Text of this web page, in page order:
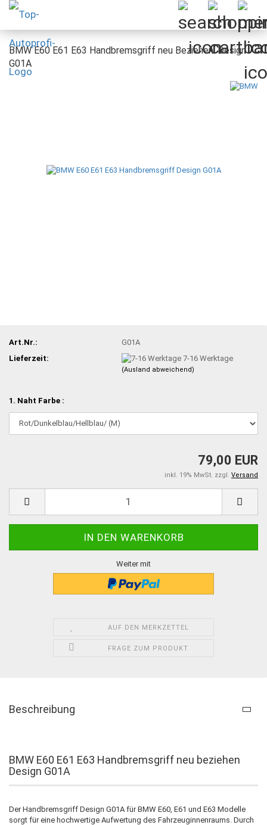
BMW E60 E61 E63 Handbremsgriff neu Beziehen: Design
G01A
Art.Nr.:
G01A
Lieferzeit:
7-16 Werktage
(Ausland abweichend)
1. Naht Farbe :
79,00 EUR
inkl. 19% MwSt. zzgl. Versand
Weiter mit
AUF DEN MERKZETTEL
FRAGE ZUM PRODUKT
Beschreibung
BMW E60 E61 E63 Handbremsgriff neu beziehen
Design G01A
Der Handbremsgriff Design G01A für BMW E60, E61 und E63 Modelle
sorgt für eine hochwertige Aufwertung des Fahrzeuginnenraums. Durch